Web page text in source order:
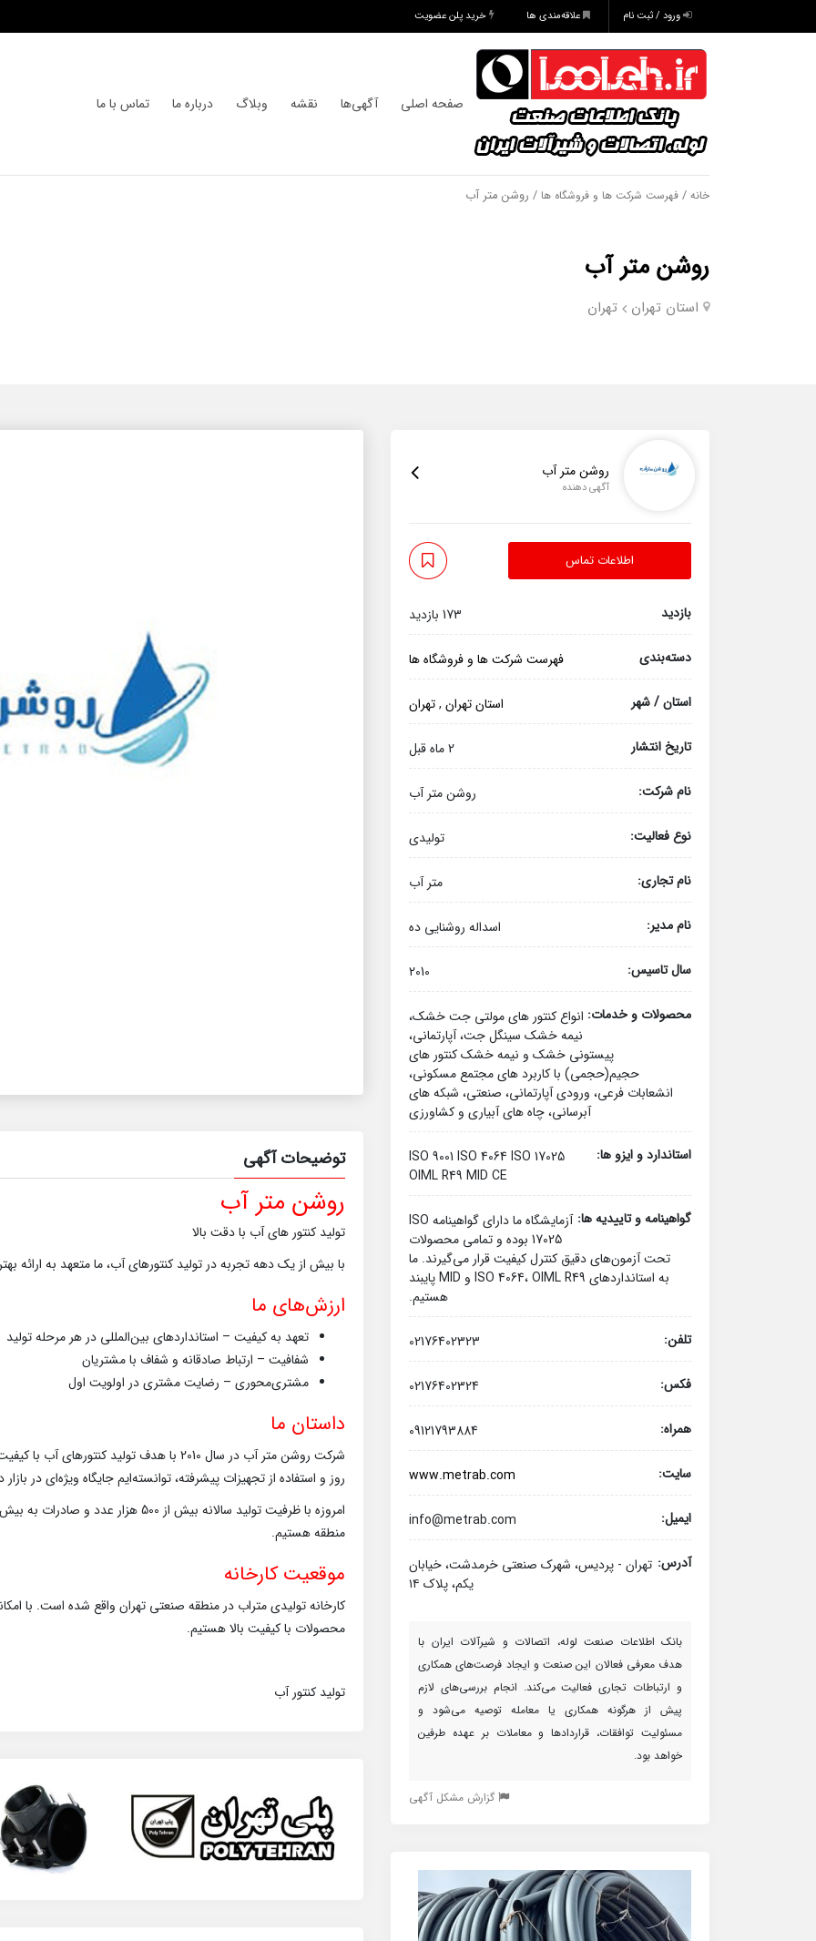
ورود / ثبت نام علاقه‌مندی ها خرید پلن عضویت
صفحه اصلی آگهی‌ها نقشه وبلاگ درباره ما تماس با ما
خانه / فهرست شرکت ها و فروشگاه ها / روشن متر آب
روشن متر آب
استان تهران تهران
روشن متر آب
آگهی دهنده
اطلاعات تماس
بازدید 173 بازدید
دسته‌بندی فهرست شرکت ها و فروشگاه ها
استان / شهر استان تهران ,تهران
تاریخ انتشار 2 ماه قبل
نام شرکت: روشن متر آب
نوع فعالیت: تولیدی
نام تجاری: متر آب
نام مدیر: اسداله روشنایی ده
سال تاسیس: 2010
محصولات و خدمات: انواع کنتور های مولتی جت خشک،
نیمه خشک سینگل جت، آپارتمانی،
پیستونی خشک و نیمه خشک کنتور های
حجیم(حجمی) با کاربرد های مجتمع مسکونی،
انشعابات فرعی، ورودی آپارتمانی، صنعتی، شبکه های
آبرسانی، چاه های آبیاری و کشاورزی
استاندارد و ایزو ها:
ISO 9001 ISO 4064 ISO 17025
OIML R49 MID CE
گواهینامه و تاییدیه ها:
آزمایشگاه ما دارای گواهینامه ISO
17025 بوده و تمامی محصولات
تحت آزمون‌های دقیق کنترل کیفیت قرار می‌گیرند. ما
به استانداردهای ISO 4064، OIML R49 و MID پایبند
هستیم.
تلفن: 02176402323
فکس: 02176402324
همراه: 09121793884
سایت: www.metrab.com
ایمیل: info@metrab.com
آدرس: تهران - پردیس، شهرک صنعتی خرمدشت، خیابان
یکم، پلاک ۱۴
بانک اطلاعات صنعت لوله، اتصالات و شیرآلات ایران با
هدف معرفی فعالان این صنعت و ایجاد فرصت‌های همکاری
و ارتباطات تجاری فعالیت می‌کند. انجام بررسی‌های لازم
پیش از هرگونه همکاری یا معامله توصیه می‌شود و
مسئولیت توافقات، قراردادها و معاملات بر عهده طرفین
خواهد بود.
گزارش مشکل آگهی
توضیحات آگهی
روشن متر آب
تولید کنتور های آب با دقت بالا
با بیش از یک دهه تجربه در تولید کنتورهای آب، ما متعهد به ارائه
ارزش‌های ما
تعهد به کیفیت – استانداردهای بین‌المللی در هر مرحله تولید
شفافیت – ارتباط صادقانه و شفاف با مشتریان
مشتری‌محوری – رضایت مشتری در اولویت اول
داستان ما
شرکت روشن متر آب در سال 2010 با هدف تولید
روز و استفاده از تجهیزات پیشرفته، توانسته‌ایم جایگاه ویژه‌ای در
منطقه هستیم.
موقعیت کارخانه
کارخانه تولیدی متراب در منطقه صنعتی تهران واقع شده است. با
محصولات با کیفیت بالا هستیم.
تولید کنتور آب